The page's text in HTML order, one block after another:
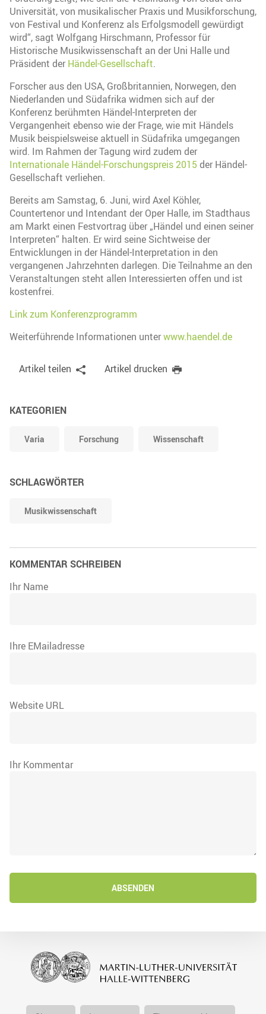
Universität, von musikalischer Praxis und Musikforschung,
von Festival und Konferenz als Erfolgsmodell gewürdigt
wird“, sagt Wolfgang Hirschmann, Professor für
Historische Musikwissenschaft an der Uni Halle und
Präsident derHändel-Gesellschaft.
Forscher aus den USA, Großbritannien, Norwegen, den
Niederlanden und Südafrika widmen sich auf der
Konferenz berühmten Händel-Interpreten der
Vergangenheit ebenso wie der Frage, wie mit Händels
Musik beispielsweise aktuell in Südafrika umgegangen
wird. Im Rahmen der Tagung wird zudem der
Internationale Händel-Forschungspreis 2015 der Händel-
Gesellschaft verliehen.
Bereits am Samstag, 6. Juni, wird Axel Köhler,
Countertenor und Intendant der Oper Halle, im Stadthaus
am Markt einen Festvortrag über „Händel und einen seiner
Interpreten“ halten. Er wird seine Sichtweise der
Entwicklungen in der Händel-Interpretation in den
vergangenen Jahrzehnten darlegen. Die Teilnahme an den
Veranstaltungen steht allen Interessierten offen und ist
kostenfrei.
Link zum Konferenzprogramm
Weiterführende Informationen unterwww.haendel.de
Artikel teilen Artikel drucken
KATEGORIEN
Varia Forschung Wissenschaft
SCHLAGWÖRTER
Musikwissenschaft
KOMMENTAR SCHREIBEN
Ihr Name
Ihre EMailadresse
Website URL
Ihr Kommentar
ABSENDEN